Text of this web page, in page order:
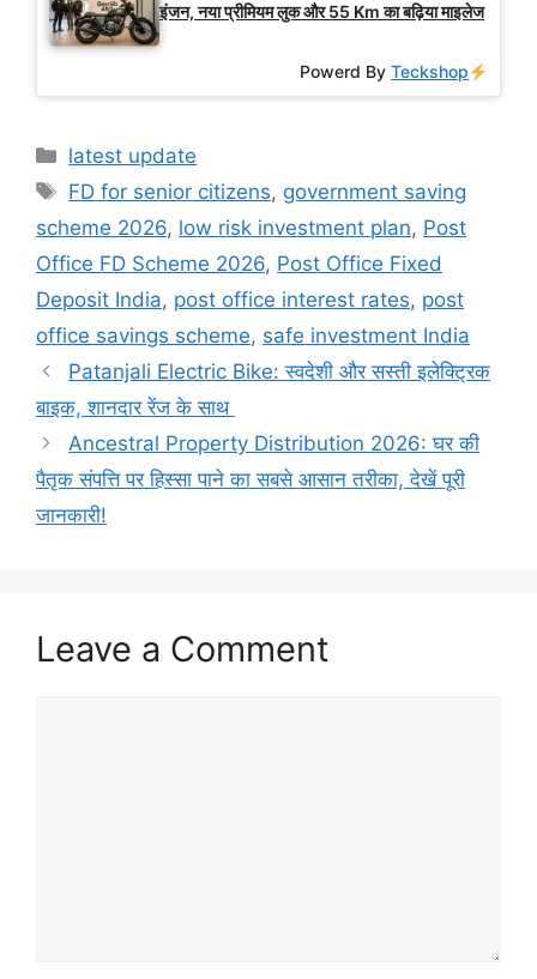
इंजन, नया प्रीमियम लुक और 55 Km का बढ़िया माइलेज
Powerd ByTeckshop
Categories
latest update
Tags
FD for senior citizens, government saving
scheme 2026, low risk investment plan, Post
Office FD Scheme 2026, Post Office Fixed
Deposit India, post office interest rates, post
office savings scheme, safe investment India
Patanjali Electric Bike: स्वदेशी और सस्ती इलेक्ट्रिक
बाइक, शानदार रेंज के साथ
Ancestral Property Distribution 2026: घर की
पैतृक संपत्ति पर हिस्सा पाने का सबसे आसान तरीका, देखें पूरी
जानकारी!
Leave a Comment